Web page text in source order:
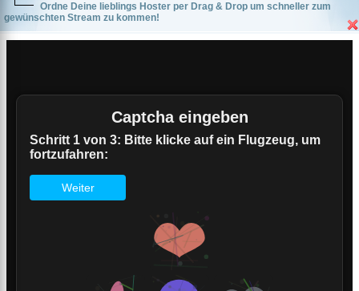
Ordne Deine lieblings Hoster per Drag & Drop um schneller zum
gewünschten Stream zu kommen!